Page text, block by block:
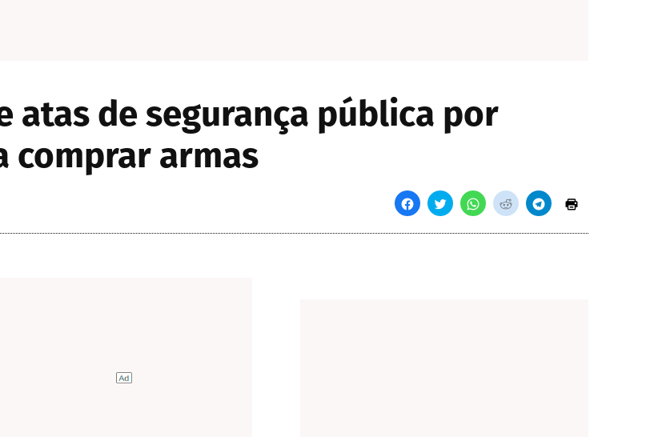
atas de segurança pública por
comprar armas